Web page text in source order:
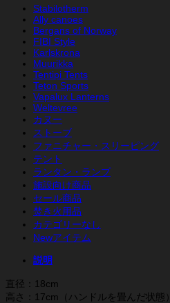
カ
キ
ャ
ン
フ
ァ
イ
ア
ケ
ト
ル
3.0L
個
Stabilotherm
Ally canoes
Bergans of Norway
FIBI Style
Karlskrona
Muurikka
Tentipi Tents
Teton Sports
Vapalux Lanterns
Weltevree
カヌー
ストーブ
ファニチャー・スリーピング
テント
ランタン・ランプ
施設向け商品
セール商品
焚き火用品
カテゴリーなし
Newアイテム
説明
直径：18cm
高さ：17cm（ハンドルを畳んだ状態）